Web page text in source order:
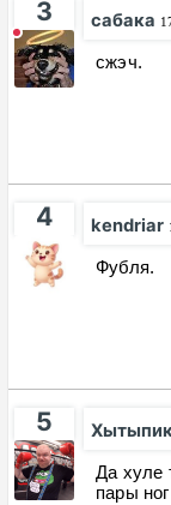
3 сабака
сжэч.
4 kendriar
Фубля.
5
Да хуле
пары